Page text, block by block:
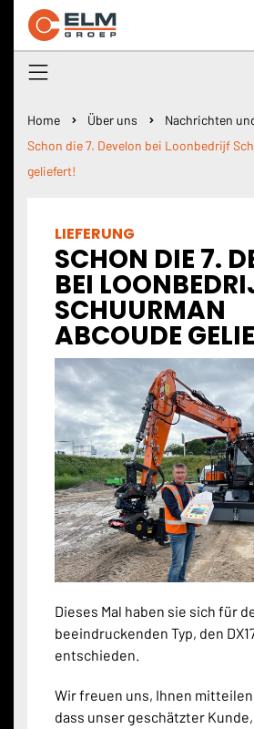
Home Über uns
Nachrichten
Schon die 7. Develon bei Loonbedrijf
geliefert!
LIEFERUNG
SCHON DIE 7.
BEI
SCHUURMAN
ABCOUDE
Dieses Mal haben sie sich für
beeindruckenden Typ, den
entschieden.
Wir freuen uns, Ihnen
dass unser geschätzter